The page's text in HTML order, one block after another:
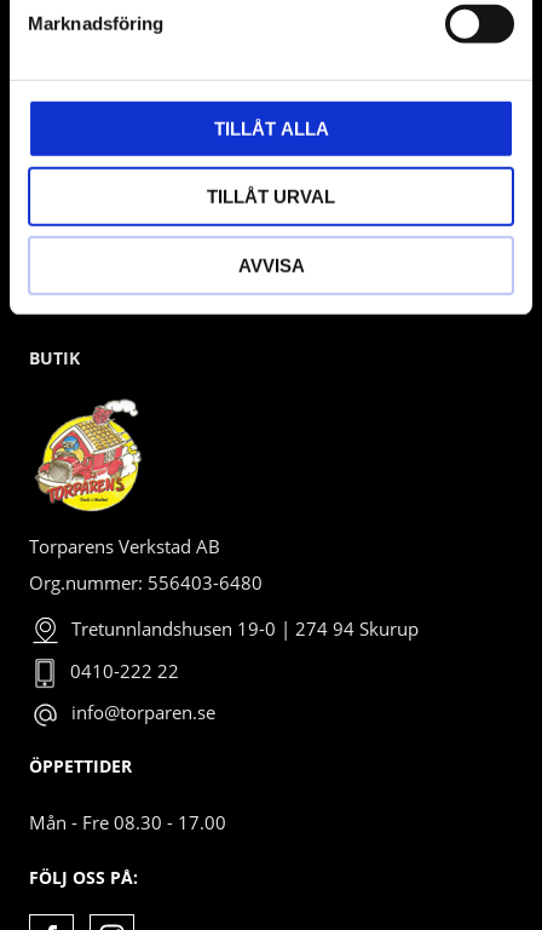
Marknadsföring
TILLÅT ALLA
TILLÅT URVAL
AVVISA
& däckmaskiner och Master luftmaskiner. Kontakta oss
gärna om vad som helst då vi gör vårt yttersta för att hjälpa
kunden.
BUTIK
Torparens Verkstad AB
Org.nummer: 556403-6480
Tretunnlandshusen 19-0 | 274 94 Skurup
0410-222 22
info@torparen.se
ÖPPETTIDER
Mån - Fre 08.30 - 17.00
FÖLJ OSS PÅ: